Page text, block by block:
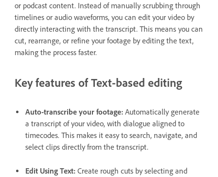
or podcast content. Instead of manually scrubbing through
timelines or audio waveforms, you can edit your video by
directly interacting with the transcript. This means you can
cut, rearrange, or refine your footage by editing the text,
making the process faster.
Key features of Text-based editing
Auto-transcribe your footage: Automatically generate
a transcript of your video, with dialogue aligned to
timecodes. This makes it easy to search, navigate, and
select clips directly from the transcript.
Edit Using Text: Create rough cuts by selecting and